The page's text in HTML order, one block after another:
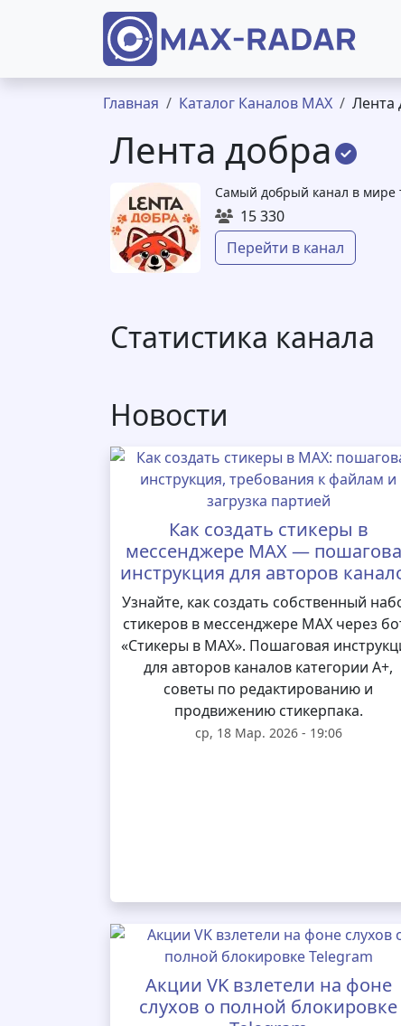
Перейти к основному содержанию
Строка навигации
Главная Каталог Каналов MAX Лента
Лента добра
Самый добрый канал в мире
15 330
Перейти в канал
Статистика канала
Новости
Как создать стикеры в
мессенджере MAX —
инструкция для авторов
Узнайте, как создать собственный
стикеров в мессенджере MAX через
«Стикеры в MAX». Пошаговая
для авторов каналов категории А+,
советы по редактированию и
продвижению стикерпака.
ср, 18 Мар. 2026 - 19:06
Акции VK взлетели на фоне
слухов о полной блокировке